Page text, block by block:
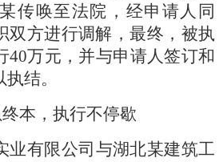
传唤至法院，经申请人同
双方进行调解，最终，被执
40万元，并与申请人签订和
结。
本，执行不停歇
业有限公司与湖北某建筑工